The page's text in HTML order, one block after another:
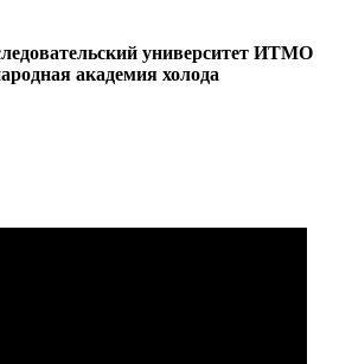
университет ИТМО
академия холода